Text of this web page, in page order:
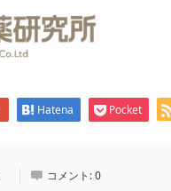
Hatena Pocket
コメント:0